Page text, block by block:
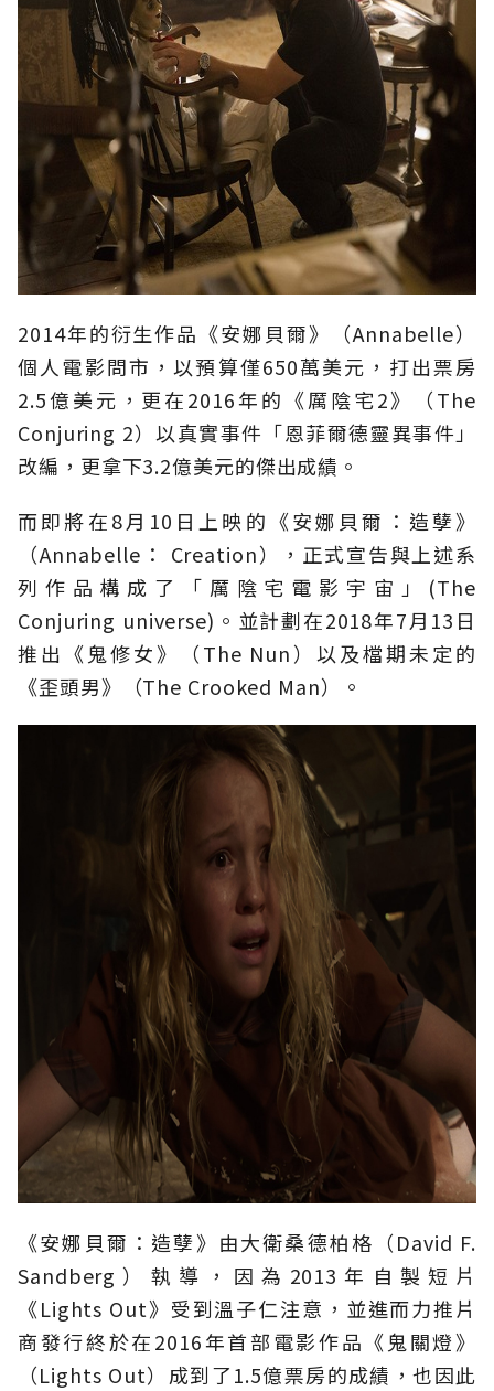
2014年的衍生作品《安娜貝爾》（Annabelle）
個人電影問市，以預算僅650萬美元，打出票房
2.5億美元，更在2016年的《厲陰宅2》（The
Conjuring 2）以真實事件「恩菲爾德靈異事件」
改編，更拿下3.2億美元的傑出成績。
而即將在8月10日上映的《安娜貝爾：造孽》
（Annabelle： Creation），正式宣告與上述系
列作品構成了「厲陰宅電影宇宙」(The
Conjuring universe)。並計劃在2018年7月13日
推出《鬼修女》（The Nun）以及檔期未定的
《歪頭男》（The Crooked Man）。
《安娜貝爾：造孽》由大衛桑德柏格（David F.
Sandberg）執導，因為2013年自製短片
《Lights Out》受到溫子仁注意，並進而力推片
商發行終於在2016年首部電影作品《鬼關燈》
（Lights Out）成到了1.5億票房的成績，也因此